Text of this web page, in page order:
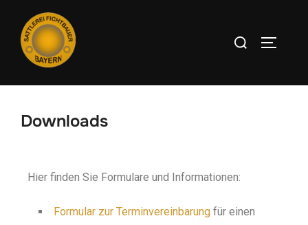
Downloads
Hier finden Sie Formulare und Informationen:
Formular zur Terminvereinbarung für einen